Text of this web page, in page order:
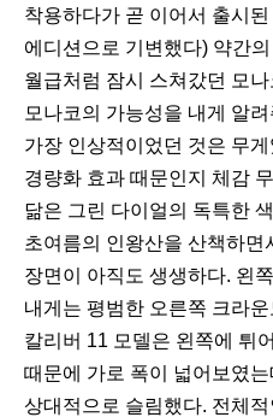
착용하다가 곧 이어서 출시
에디션으로 기변했다) 약간
월급처럼 잠시 스쳐갔던 모
모나코의 가능성을 내게 알
가장 인상적이었던 것은 무
경량화 효과 때문인지 체감
닮은 그린 다이얼의 독특한
초여름의 인왕산을 산책하면
장면이 아직도 생생하다. 왼
내게는 평범한 오른쪽 크라
칼리버 11 모델은 왼쪽에 튀
때문에 가로 폭이 넓어보였
상대적으로 슬림했다. 전체